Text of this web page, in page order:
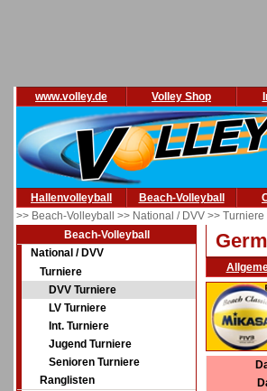
www.volley.de Volley Shop
Hallenvolleyball Beach-Volleyball
>> Beach-Volleyball >> National / DVV >> Turniere
Beach-Volleyball
National / DVV
Turniere
DVV Turniere
LV Turniere
Int. Turniere
Jugend Turniere
Senioren Turniere
Ranglisten